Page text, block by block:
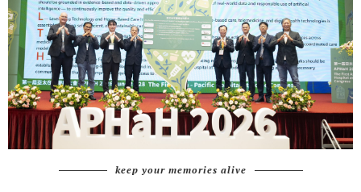
keep your memories alive